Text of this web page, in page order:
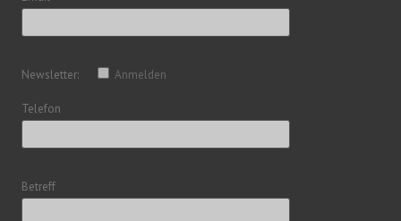
Newsletter: Anmelden
Telefon
Betreff